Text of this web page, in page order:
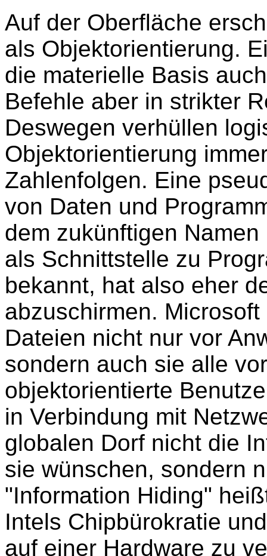
Auf der Oberfläche
als Objektorientierung.
die materielle Basis
Befehle aber in strikter
Deswegen verhüllen
Objektorientierung
Zahlenfolgen. Eine
von Daten und
dem zukünftigen
als Schnittstelle zu
bekannt, hat also eher
abzuschirmen.
Dateien nicht nur vor
sondern auch sie alle
objektorientierte
in Verbindung mit
globalen Dorf nicht die
sie wünschen, sondern
"Information Hiding"
Intels Chipbürokratie
auf einer Hardware zu